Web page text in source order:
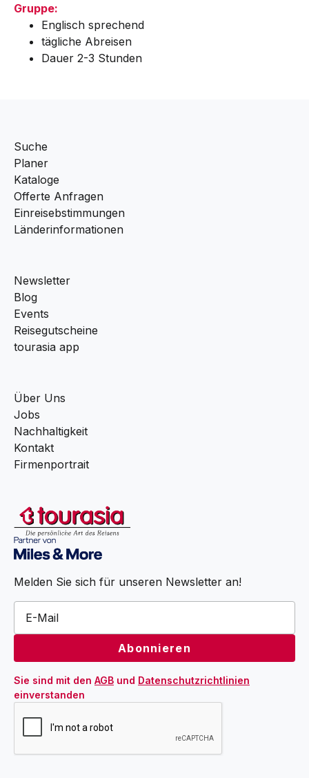
Gruppe:
Englisch sprechend
tägliche Abreisen
Dauer 2-3 Stunden
Suche
Planer
Kataloge
Offerte Anfragen
Einreisebstimmungen
Länderinformationen
Newsletter
Blog
Events
Reisegutscheine
tourasia app
Über Uns
Jobs
Nachhaltigkeit
Kontakt
Firmenportrait
Melden Sie sich für unseren Newsletter an!
Sie sind mit den AGB und Datenschutzrichtlinien
einverstanden